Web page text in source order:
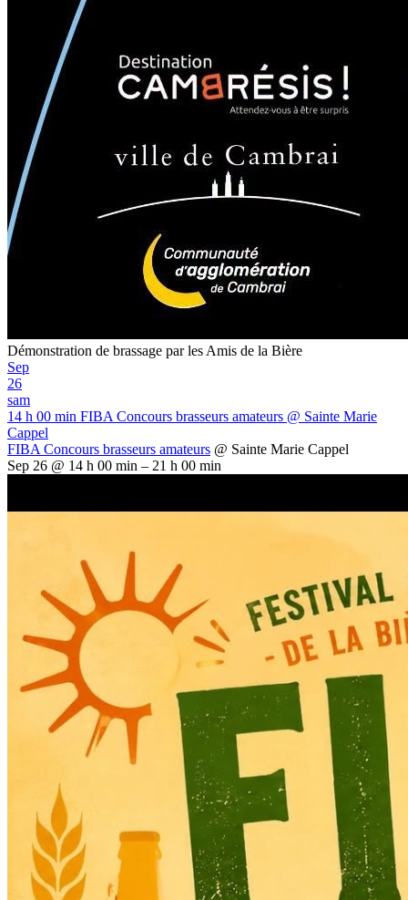
Démonstration de brassage par les Amis de la Bière
Sep
26
sam
14 h 00 min FIBA Concours brasseurs amateurs @ Sainte Marie
Cappel
FIBA Concours brasseurs amateurs @ Sainte Marie Cappel
Sep 26 @ 14 h 00 min – 21 h 00 min